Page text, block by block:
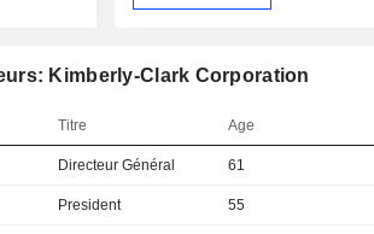
Kimberly-Clark Corporation
Titre Age
Directeur Général 61
President 55